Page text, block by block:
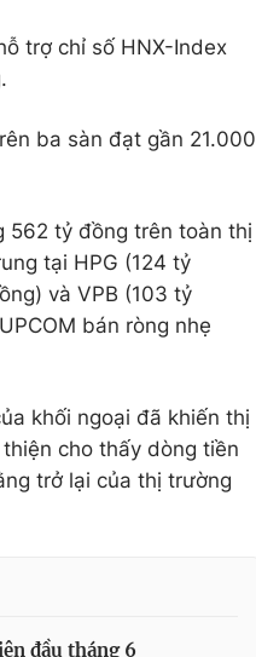
trợ chỉ số HNX-Index
ba sàn đạt gần 21.000
562 tỷ đồng trên toàn thị
tại HPG (124 tỷ
và VPB (103 tỷ
bán ròng nhẹ
khối ngoại đã khiến thị
cho thấy dòng tiền
trở lại của thị trường
đầu tháng 6